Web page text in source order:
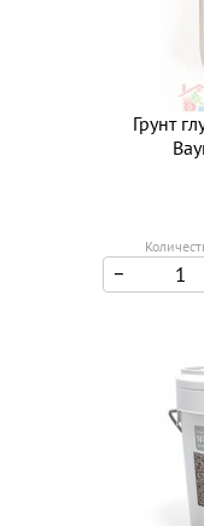
Грунт